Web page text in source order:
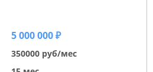
5 000 000 ₽
350000 руб/мес